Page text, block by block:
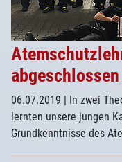
abgeschlossen
06.07.2019 | In zwei
lernten unsere jungen
Grundkenntnisse des